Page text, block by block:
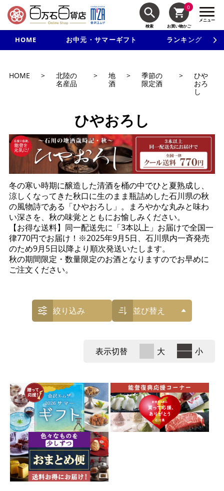
検索
0
お買い物かご
メニュー
HOME お中元・サマーギフト ランキング
新規入会で3千円以上で使える500円クーポンを進呈！
HOME >
北陸の
名産品
>
地
酒
>
季節の
限定酒
>
ひや
おろ
し
ひやおろし
冬の寒い時期に醸造した清酒を桶の中でひと夏熟成し、
涼しくなってきた秋口に生のまま瓶詰めした石川県の秋
の風物詩である「ひやおろし」。まろやかな丸みと味わ
い深さを、秋の味覚とともにお愉しみください。
【お得な送料】同一配送先に「3本以上」お届けで全国一
律770円でお届け！※2025年9月5日、石川県内一斉発売
のため9月5日以降より順次発送いたします。
秋の期間限定・数量限定のお酒となりますのでお早めに
ご注文ください。
絞り込み 並び替え
表示切替 大 小